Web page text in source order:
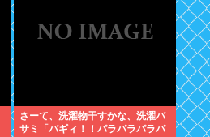
さーて、洗濯物干すかな、洗濯バ
サミ「バギィ！！パラパラパラパ